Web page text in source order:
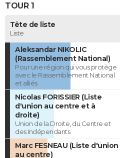
TOUR 1
Tête de liste
Liste
Aleksandar NIKOLIC
(Rassemblement National)
Pour une région qui vous protège
avec le Rassemblement National
et alliés
Nicolas FORISSIER (Liste
d'union au centre et à
droite)
Union de la Droite, du Centre et
des Indépendants
Marc FESNEAU (Liste d'union
au centre)